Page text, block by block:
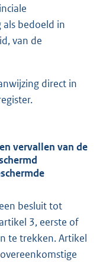
bedoeld in
van de
direct in
vervallen van de
besluit tot
3, eerste of
te trekken. Artikel